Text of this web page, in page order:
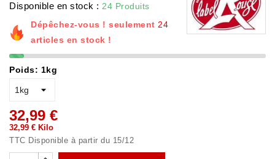
Disponible en stock : 24 Produits
Dépêchez-vous ! seulement 24
articles en stock !
Poids: 1kg
32,99 €
32,99 € Kilo
TTC Disponible à partir du 15/12